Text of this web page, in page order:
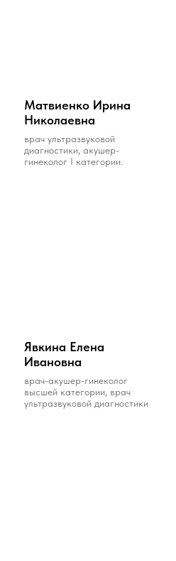
Матвиенко Ирина
Николаевна
врач ультразвуковой
диагностики, акушер-
гинеколог I категории.
Явкина Елена
Ивановна
врач-акушер-гинеколог
высшей категории, врач
ультразвуковой диагностики